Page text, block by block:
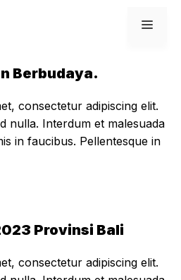
Berbudaya.
consectetur adipiscing elit.
nulla. Interdum et malesuada
in faucibus. Pellentesque in
Provinsi Bali
consectetur adipiscing elit.